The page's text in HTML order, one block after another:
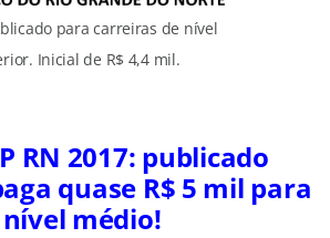
para carreiras de nível
Inicial de R$ 4,4 mil.
RN 2017: publicado
quase R$ 5 mil para
nível médio!